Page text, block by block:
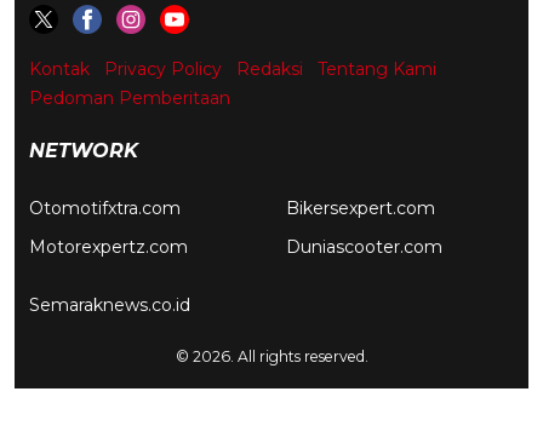
Kontak Privacy Policy Redaksi
Tentang Kami
Pedoman Pemberitaan
NETWORK
Otomotifxtra.com
Motorexpertz.com
Bikersexpert.com
Duniascooter.com
Semaraknews.co.id
© 2026. All rights reserved.